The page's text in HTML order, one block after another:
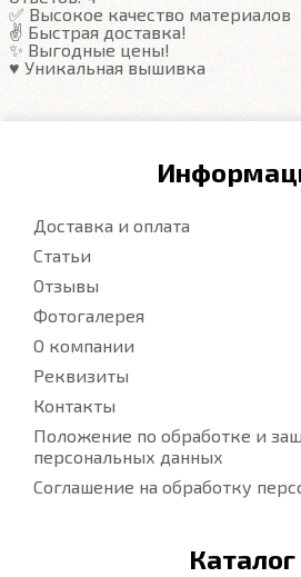
Подробнее
✅ Высокое качество материалов
✌️ Быстрая доставка!
✨ Выгодные цены!
♥️ Уникальная вышивка
Доставка и оплата
Статьи
Отзывы
Фотогалерея
О компании
Реквизиты
Контакты
Положение по обработке и
персональных данных
Соглашение на обработку
Каталог